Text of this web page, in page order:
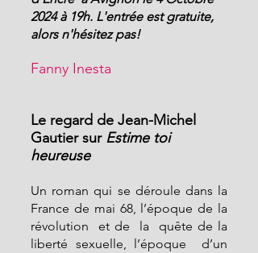
2024 à 19h. L'entrée est gratuite,
alors n'hésitez pas!
Fanny Inesta
Le regard de Jean-Michel
Gautier sur Estime toi
heureuse
Un roman qui se déroule dans la
France de mai 68, l’époque de la
révolution  et de  la  quête de la
liberté sexuelle, l’époque  d’un